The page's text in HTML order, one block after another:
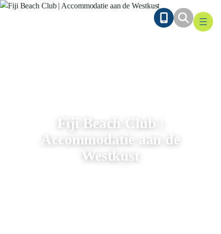
Ga
Fiji Beach Club |
Accommodatie aan de
Westkust